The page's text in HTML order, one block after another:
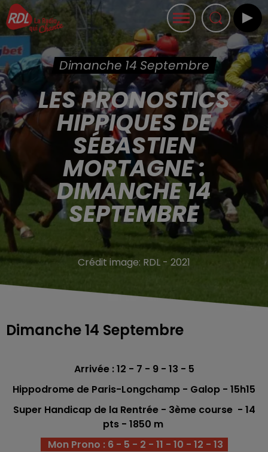
Dimanche 14 Septembre
LES PRONOSTICS
HIPPIQUES DE
SÉBASTIEN
MORTAGNE :
DIMANCHE 14
SEPTEMBRE
Crédit image: RDL - 2021
Dimanche 14 Septembre
Arrivée : 12 - 7 - 9 - 13 - 5
Hippodrome de Paris-Longchamp - Galop - 15h15
Super Handicap de la Rentrée - 3ème course - 14
pts - 1850 m
Mon Prono : 6 - 5 - 2 - 11 - 10 - 12 - 13